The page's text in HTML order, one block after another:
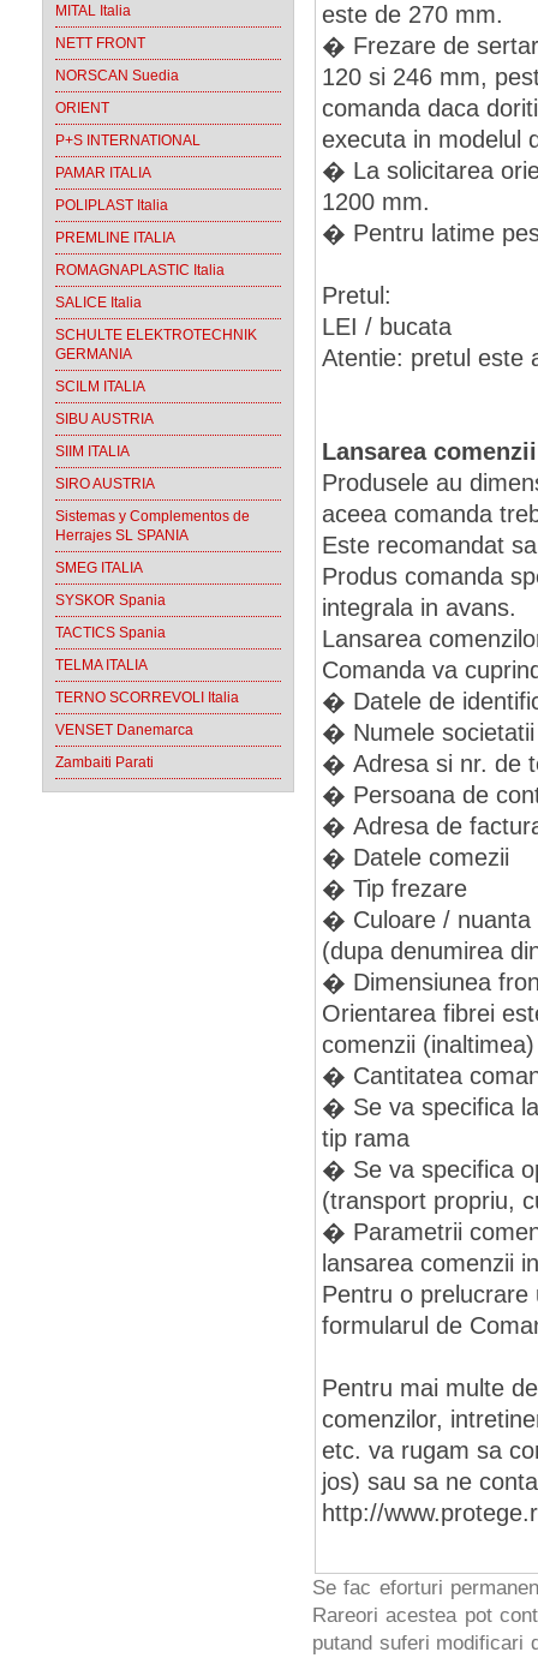
MITAL Italia
NETT FRONT
NORSCAN Suedia
ORIENT
P+S INTERNATIONAL
PAMAR ITALIA
POLIPLAST Italia
PREMLINE ITALIA
ROMAGNAPLASTIC Italia
SALICE Italia
SCHULTE ELEKTROTECHNIK
GERMANIA
SCILM ITALIA
SIBU AUSTRIA
SIIM ITALIA
SIRO AUSTRIA
Sistemas y Complementos de
Herrajes SL SPANIA
SMEG ITALIA
SYSKOR Spania
TACTICS Spania
TELMA ITALIA
TERNO SCORREVOLI Italia
VENSET Danemarca
Zambaiti Parati
este de 270 mm.
� Frezare de
120 si 246 mm,
comanda daca
executa in modelul
� La solicitarea
1200 mm.
� Pentru latime
Pretul:
LEI / bucata
Atentie: pretul este
Lansarea
Produsele au
aceea comanda
Este recomandat
Produs comanda
integrala in avans.
Lansarea
Comanda va
� Datele de
� Numele
� Adresa si nr. de
� Persoana de
� Adresa de
� Datele comezii
� Tip frezare
� Culoare / nuanta
(dupa denumirea
� Dimensiunea
Orientarea fibrei
comenzii (inaltimea)
� Cantitatea
� Se va specifica
tip rama
� Se va specifica
(transport propriu,
� Parametrii
lansarea comenzii
Pentru o prelucrare
formularul de
Pentru mai multe
comenzilor,
etc. va rugam sa
jos) sau sa ne
http://
Se fac eforturi
Rareori acestea pot
putand suferi modificari